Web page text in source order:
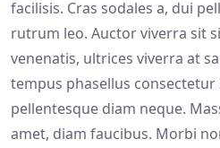
facilisis. Cras sodales a, dui
rutrum leo. Auctor viverra sit
venenatis, ultrices viverra at
tempus phasellus
pellentesque diam neque.
amet, diam faucibus. Morbi